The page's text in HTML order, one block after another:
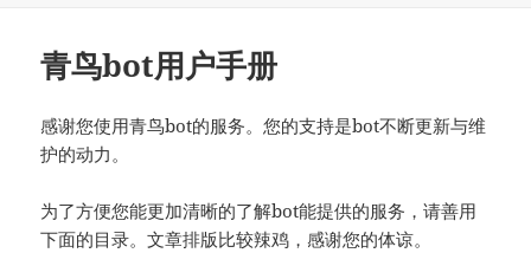
青鸟bot用户手册
感谢您使用青鸟bot的服务。您的支持是bot不断更新与维
护的动力。
为了方便您能更加清晰的了解bot能提供的服务，请善用
下面的目录。文章排版比较辣鸡，感谢您的体谅。